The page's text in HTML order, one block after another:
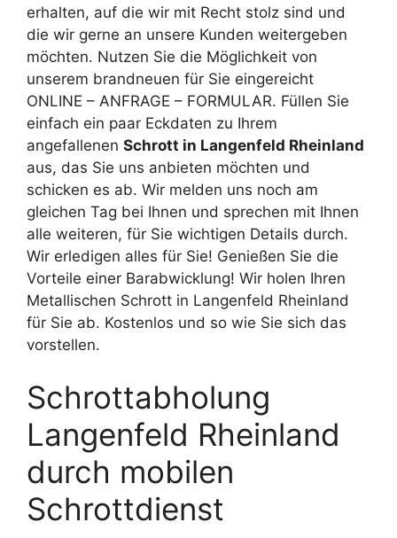
erhalten, auf die wir mit Recht stolz sind und
die wir gerne an unsere Kunden weitergeben
möchten. Nutzen Sie die Möglichkeit von
unserem brandneuen für Sie eingereicht
ONLINE – ANFRAGE – FORMULAR. Füllen Sie
einfach ein paar Eckdaten zu Ihrem
angefallenen Schrott in Langenfeld Rheinland
aus, das Sie uns anbieten möchten und
schicken es ab. Wir melden uns noch am
gleichen Tag bei Ihnen und sprechen mit Ihnen
alle weiteren, für Sie wichtigen Details durch.
Wir erledigen alles für Sie! Genießen Sie die
Vorteile einer Barabwicklung! Wir holen Ihren
Metallischen Schrott in Langenfeld Rheinland
für Sie ab. Kostenlos und so wie Sie sich das
vorstellen.
Schrottabholung
Langenfeld Rheinland
durch mobilen
Schrottdienst